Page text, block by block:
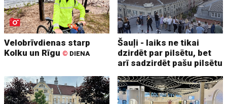
Velobrīvdienas starp
Kolku un Rīgu © DIENA
Šauļi - laiks ne tikai
dzirdēt par pilsētu, bet
arī sadzirdēt pašu pilsētu